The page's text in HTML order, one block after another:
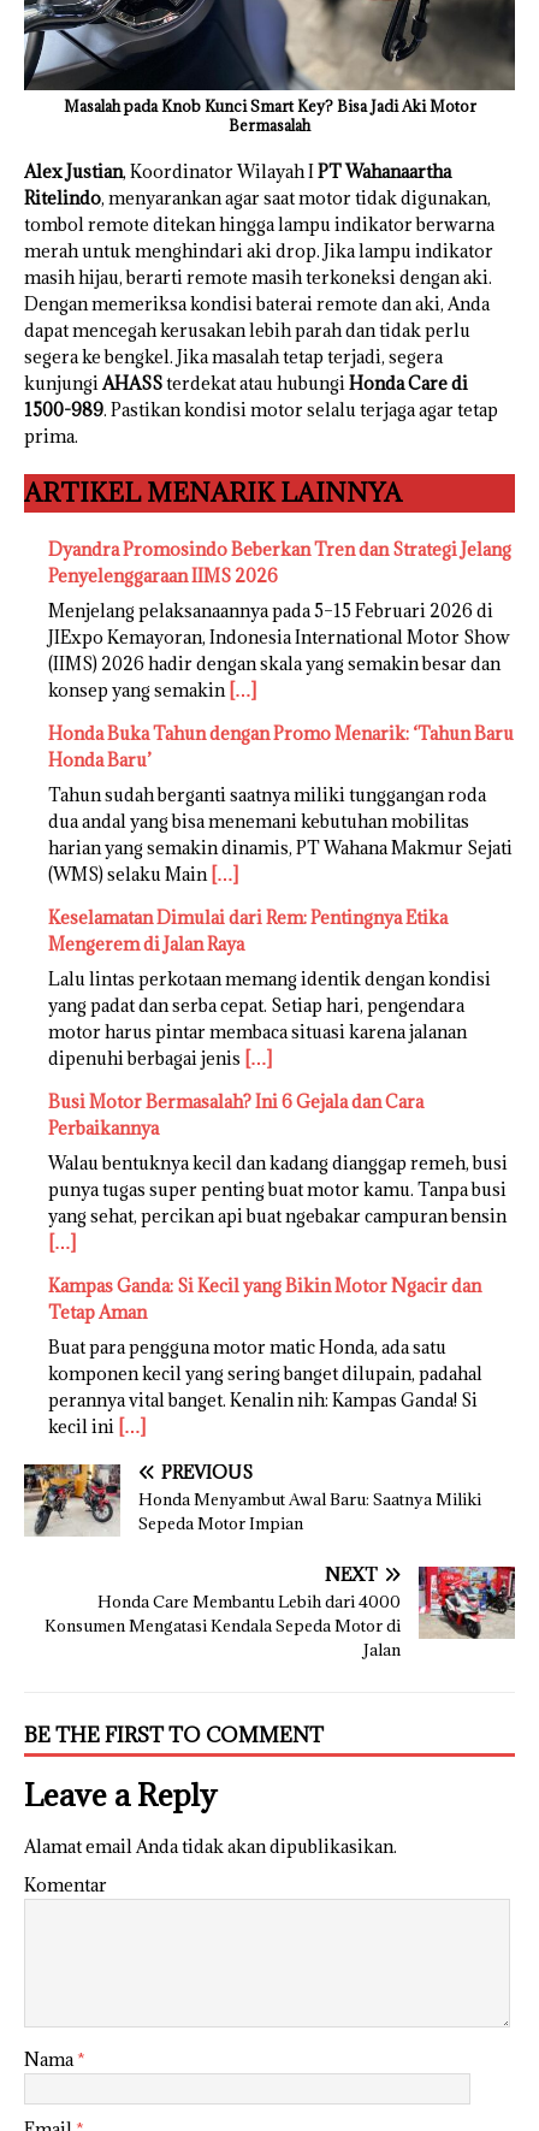
Masalah pada Knob Kunci Smart Key? Bisa Jadi Aki Motor
Bermasalah
Alex Justian, Koordinator Wilayah IPT Wahanaartha
Ritelindo, menyarankan agar saat motor tidak digunakan,
tombol remote ditekan hingga lampu indikator berwarna
merah untuk menghindari aki drop. Jika lampu indikator
masih hijau, berarti remote masih terkoneksi dengan aki.
Dengan memeriksa kondisi baterai remote dan aki, Anda
dapat mencegah kerusakan lebih parah dan tidak perlu
segera ke bengkel. Jika masalah tetap terjadi, segera
kunjungiAHASSterdekat atau hubungiHonda Care di
1500-989. Pastikan kondisi motor selalu terjaga agar tetap
prima.
ARTIKEL MENARIK LAINNYA
Dyandra Promosindo Beberkan Tren dan Strategi Jelang
Penyelenggaraan IIMS 2026
Menjelang pelaksanaannya pada 5–15 Februari 2026 di
JIExpo Kemayoran, Indonesia International Motor Show
(IIMS) 2026 hadir dengan skala yang semakin besar dan
konsep yang semakin […]
Honda Buka Tahun dengan Promo Menarik: ‘Tahun Baru
Honda Baru’
Tahun sudah berganti saatnya miliki tunggangan roda
dua andal yang bisa menemani kebutuhan mobilitas
harian yang semakin dinamis, PT Wahana Makmur Sejati
(WMS) selaku Main […]
Keselamatan Dimulai dari Rem: Pentingnya Etika
Mengerem di Jalan Raya
Lalu lintas perkotaan memang identik dengan kondisi
yang padat dan serba cepat. Setiap hari, pengendara
motor harus pintar membaca situasi karena jalanan
dipenuhi berbagai jenis […]
Busi Motor Bermasalah? Ini 6 Gejala dan Cara
Perbaikannya
Walau bentuknya kecil dan kadang dianggap remeh, busi
punya tugas super penting buat motor kamu. Tanpa busi
yang sehat, percikan api buat ngebakar campuran bensin
[…]
Kampas Ganda: Si Kecil yang Bikin Motor Ngacir dan
Tetap Aman
Buat para pengguna motor matic Honda, ada satu
komponen kecil yang sering banget dilupain, padahal
perannya vital banget. Kenalin nih: Kampas Ganda! Si
kecil ini […]
PREVIOUS
Honda Menyambut Awal Baru: Saatnya Miliki
Sepeda Motor Impian
NEXT
Honda Care Membantu Lebih dari 4000
Konsumen Mengatasi Kendala Sepeda Motor di
Jalan
BE THE FIRST TO COMMENT
Leave a Reply
Alamat email Anda tidak akan dipublikasikan.
Komentar
Nama*